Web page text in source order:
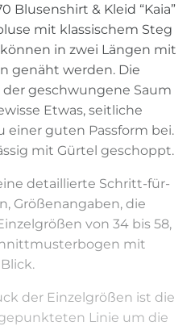
Blusenshirt & Kleid “Kaia”
mit klassischem Steg
in zwei Längen mit
genäht werden. Die
geschwungene Saum
Etwas, seitliche
einer guten Passform bei.
mit Gürtel geschoppt.
detaillierte Schritt-für-
Größenangaben, die
von 34 bis 58,
mit
der Einzelgrößen ist die
Linie um die